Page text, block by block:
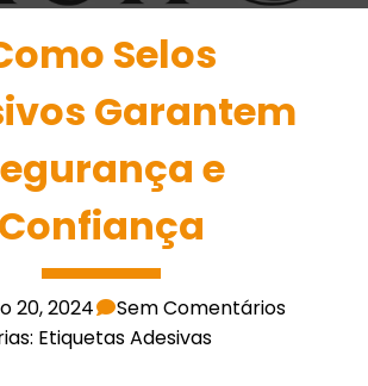
Selos
Garantem
e
Confiança
20, 2024
Sem Comentários
Etiquetas Adesivas